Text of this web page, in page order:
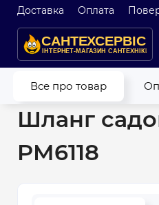
Доставка Оплата
Все про товар
Головна Полив Шланги
Шланг
PM6118